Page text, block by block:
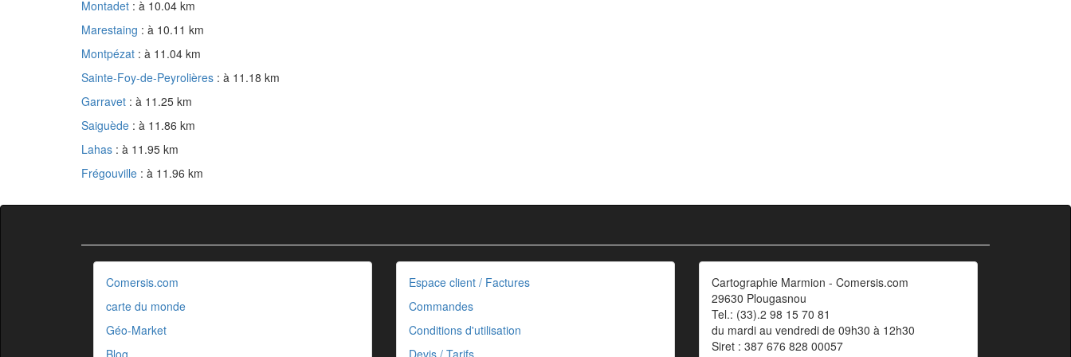
Montadet : à 10.04 km
Marestaing : à 10.11 km
Montpézat : à 11.04 km
Sainte-Foy-de-Peyrolières : à 11.18 km
Garravet : à 11.25 km
Saiguède : à 11.86 km
Lahas : à 11.95 km
Frégouville : à 11.96 km
Comersis.com
carte du monde
Géo-Market
Espace client / Factures
Commandes
Conditions d'utilisation
Cartographie Marmion - Comersis.com
29630 Plougasnou
Tel.: (33).2 98 15 70 81
du mardi au vendredi de 09h30 à 12h30
Siret : 387 676 828 00057